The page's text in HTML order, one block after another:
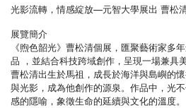
光影流轉，情感綻放—元智大學展出 曹松
展覽簡介
《煦色韶光》曹松清個展，匯聚藝術家多
品 ，並結合科技跨域創作，呈現一場兼具
曹松清出生於馬祖，成長於海洋與島嶼的
與光影，成為他創作的源泉。作品中，光
感的隱喻，象徵生命的延續與文化的溫度。